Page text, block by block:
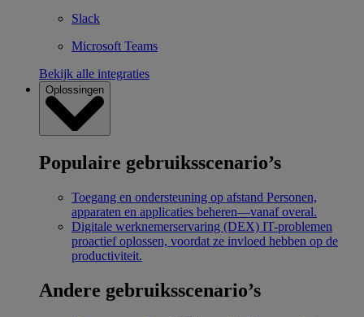
Slack
Microsoft Teams
Bekijk alle integraties
Oplossingen
Populaire gebruiksscenario’s
Toegang en ondersteuning op afstand Personen,
apparaten en applicaties beheren—vanaf overal.
Digitale werknemerservaring (DEX) IT-problemen
proactief oplossen, voordat ze invloed hebben op de
productiviteit.
Andere gebruiksscenario’s